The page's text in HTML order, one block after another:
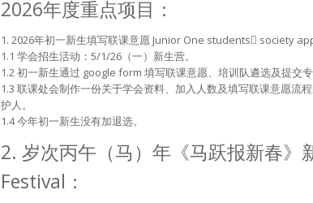
2026年度重点项目：
1. 2026年初一新生填写联课意愿 Junior One students society
1.1 学会招生活动：5/1/26（一）新生营。
1.2 初一新生通过 google form 填写联课意愿、培训队遴选及提交专
1.3 联课处会制作一份关于学会资料、加入人数及填写联课意愿流
护人。
1.4 今年初一新生没有加退选。
2. 岁次丙午（马）年《马跃报新春》
Festival：